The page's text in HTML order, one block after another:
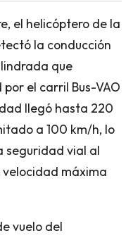
el helicóptero de la
la conducción
que
el carril Bus-VAO
llegó hasta 220
a 100 km/h, lo
seguridad vial al
máxima
vuelo del